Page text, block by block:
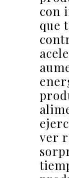
con
que
ver